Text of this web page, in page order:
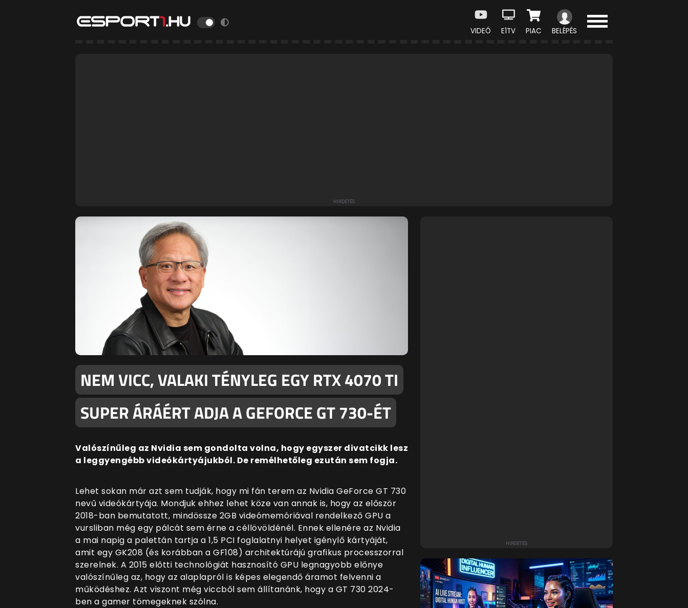
VIDEÓ E1TV PIAC BELÉPÉS
NEM VICC, VALAKI TÉNYLEG EGY RTX 4070 TI
SUPER ÁRÁÉRT ADJA A GEFORCE GT 730-ÉT
Valószínűleg az Nvidia sem gondolta volna, hogy egyszer divatcikk lesz
a leggyengébb videókártyájukból. De remélhetőleg ezután sem fogja.
Lehet sokan már azt sem tudják, hogy mi fán terem az Nvidia GeForce GT 730
nevű videókártyája. Mondjuk ehhez lehet köze van annak is, hogy az először
2018-ban bemutatott, mindössze 2GB videómemóriával rendelkező GPU a
vursliban még egy pálcát sem érne a céllövöldénél. Ennek ellenére az Nvidia
a mai napig a palettán tartja a 1,5 PCI foglalatnyi helyet igénylő kártyáját,
amit egy GK208 (és korábban a GF108) architektúrájú grafikus processzorral
szerelnek. A 2015 előtti technológiát hasznosító GPU legnagyobb előnye
valószínűleg az, hogy az alaplapról is képes elegendő áramot felvenni a
működéshez. Azt viszont még viccből sem állítanánk, hogy a GT 730 2024-
ben a gamer tömegeknek szólna.